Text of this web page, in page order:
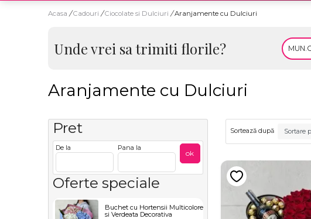
Acasa / Cadouri / Ciocolate si Dulciuri / Aranjamente cu Dulciuri
Unde vrei sa trimiti florile?
Aranjamente cu Dulciuri
Pret
De la Pana la
ok
Oferte speciale
Buchet cu Hortensii Multicolore
si Verdeata Decorativa
Sortează după